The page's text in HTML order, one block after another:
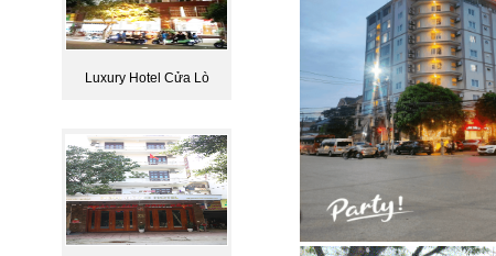
Luxury Hotel Cửa Lò